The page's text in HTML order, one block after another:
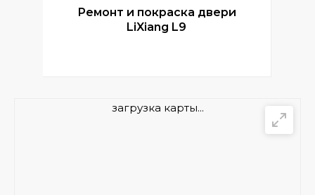
Ремонт и покраска двери
LiXiang L9
загрузка карты...